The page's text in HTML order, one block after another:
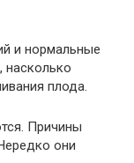
и нормальные
насколько
плода.
Причины
они